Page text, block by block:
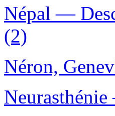
Népal —
(2)
Néron,